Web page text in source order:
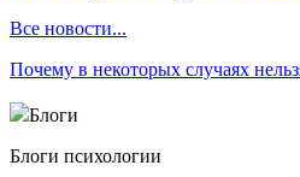
Все новости...
Почему в некоторых случаях
Блоги
Блоги психологии